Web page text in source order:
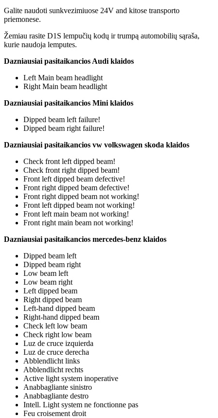
Galite naudoti sunkvezimiuose 24V and kitose transporto
priemonese.
Žemiau rasite D1S lempučių kodų ir trumpą automobilių sąraša,
kurie naudoja lemputes.
Dazniausiai pasitaikancios Audi klaidos
Left Main beam headlight
Right Main beam headlight
Dazniausiai pasitaikancios Mini klaidos
Dipped beam left failure!
Dipped beam right failure!
Dazniausiai pasitaikancios vw volkswagen skoda klaidos
Check front left dipped beam!
Check front right dipped beam!
Front left dipped beam defective!
Front right dipped beam defective!
Front right dipped beam not working!
Front left dipped beam not working!
Front left main beam not working!
Front right main beam not working!
Dazniausiai pasitaikancios mercedes-benz klaidos
Dipped beam left
Dipped beam right
Low beam left
Low beam right
Left dipped beam
Right dipped beam
Left-hand dipped beam
Right-hand dipped beam
Check left low beam
Check right low beam
Luz de cruce izquierda
Luz de cruce derecha
Abblendlicht links
Abblendlicht rechts
Active light system inoperative
Anabbagliante sinistro
Anabbagliante destro
Intell. Light system ne fonctionne pas
Feu croisement droit